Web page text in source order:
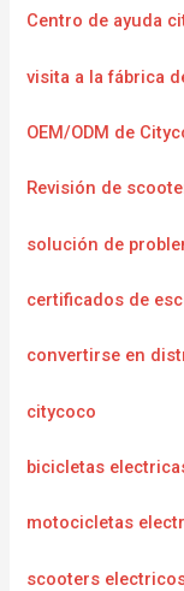
Centro de ayuda
visita a la fábrica
OEM/ODM de
Revisión de
solución de
certificados de
convertirse en
citycoco
bicicletas
motocicletas
scooters